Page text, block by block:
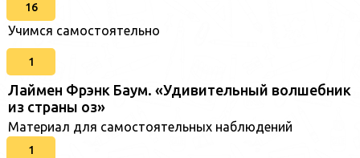
16
Учимся самостоятельно
1
Лаймен Фрэнк Баум. «Удивительный волшебник
из страны оз»
Материал для самостоятельных наблюдений
1